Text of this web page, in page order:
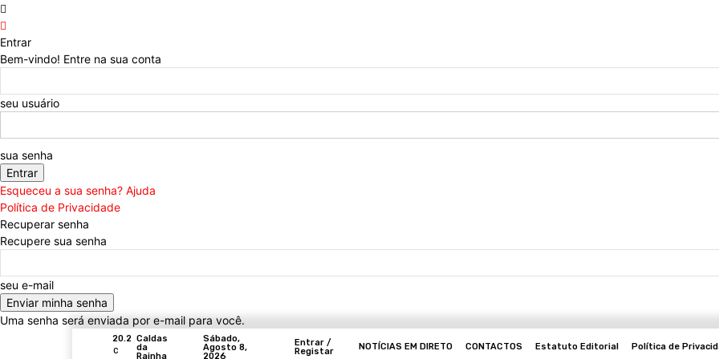
Entrar
Bem-vindo! Entre na sua conta
seu usuário
sua senha
Esqueceu a sua senha? Ajuda
Política de Privacidade
Recuperar senha
Recupere sua senha
seu e-mail
Uma senha será enviada por e-mail para você.
20.2
C
Caldas
da
Rainha
Sábado,
Agosto 8,
2026
Entrar /
Registar
NOTÍCIAS EM DIRETO CONTACTOS Estatuto Editorial Política de